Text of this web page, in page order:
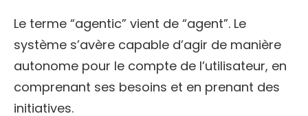
Le terme “agentic” vient de “agent”. Le
système s’avère capable d’agir de manière
autonome pour le compte de l’utilisateur, en
comprenant ses besoins et en prenant des
initiatives.